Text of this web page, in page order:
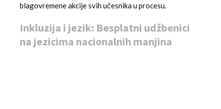
blagovremene akcije svih učesnika u procesu.
Inkluzija i jezik: Besplatni udžbenici
na jezicima nacionalnih manjina